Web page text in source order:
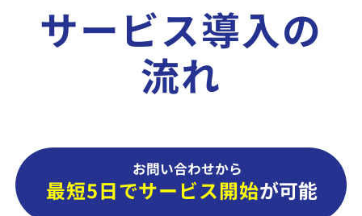
サービス導入の
流れ
お問い合わせから
最短5日でサービス開始が可能